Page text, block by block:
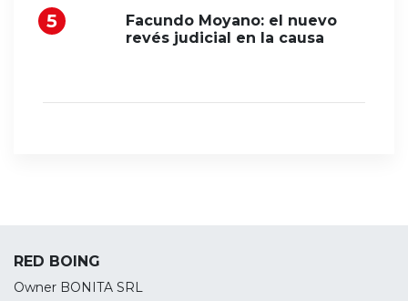
Facundo Moyano: el nuevo
revés judicial en la causa
RED BOING
Owner BONITA SRL